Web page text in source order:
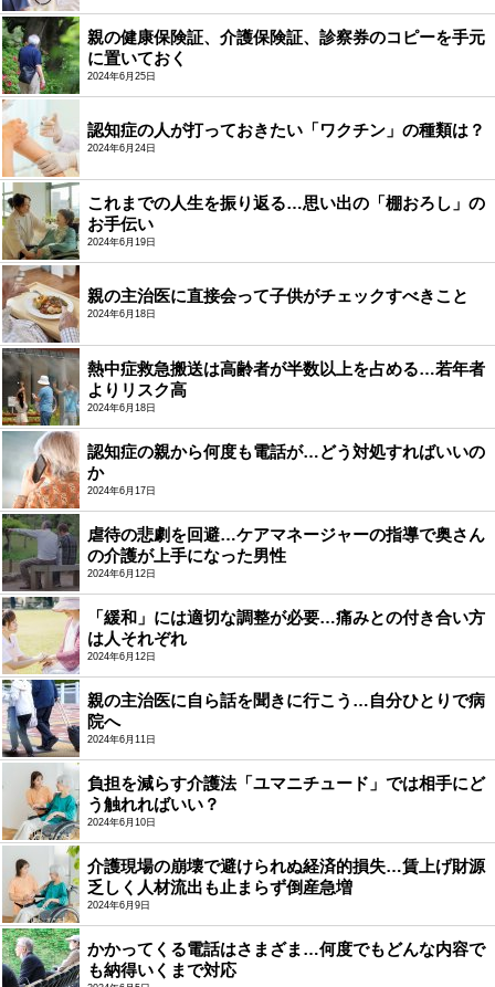
親の健康保険証、介護保険証、診察券のコピーを手元
に置いておく
2024年6月25日
認知症の人が打っておきたい「ワクチン」の種類は？
2024年6月24日
これまでの人生を振り返る…思い出の「棚おろし」の
お手伝い
2024年6月19日
親の主治医に直接会って子供がチェックすべきこと
2024年6月18日
熱中症救急搬送は高齢者が半数以上を占める…若年者
よりリスク高
2024年6月18日
認知症の親から何度も電話が…どう対処すればいいの
か
2024年6月17日
虐待の悲劇を回避…ケアマネージャーの指導で奥さん
の介護が上手になった男性
2024年6月12日
「緩和」には適切な調整が必要…痛みとの付き合い方
は人それぞれ
2024年6月12日
親の主治医に自ら話を聞きに行こう…自分ひとりで病
院へ
2024年6月11日
負担を減らす介護法「ユマニチュード」では相手にど
う触れればいい？
2024年6月10日
介護現場の崩壊で避けられぬ経済的損失…賃上げ財源
乏しく人材流出も止まらず倒産急増
2024年6月9日
かかってくる電話はさまざま…何度でもどんな内容で
も納得いくまで対応